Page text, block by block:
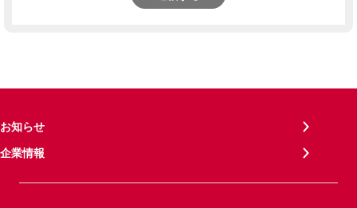
お知らせ
企業情報